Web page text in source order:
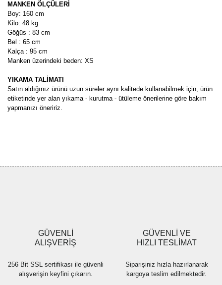
MANKEN ÖLÇÜLERİ
Boy: 160 cm
Kilo: 48 kg
Göğüs : 83 cm
Bel : 65 cm
Kalça : 95 cm
Manken üzerindeki beden: XS
YIKAMA TALİMATI
Satın aldığınız ürünü uzun süreler aynı kalitede kullanabilmek için, ürün
etiketinde yer alan yıkama - kurutma - ütüleme önerilerine göre bakım
yapmanızı öneririz.
Ürün fiyatı diğer sitelerden daha pahalı.
Bu ürüne benzer farklı alternatifler olmalı.
GÜVENLİ
ALIŞVERİŞ
256 Bit SSL sertifikası ile güvenli
alışverişin keyfini çıkarın.
GÜVENLİ VE
HIZLI TESLİMAT
Siparişiniz hızla hazırlanarak
kargoya teslim edilmektedir.